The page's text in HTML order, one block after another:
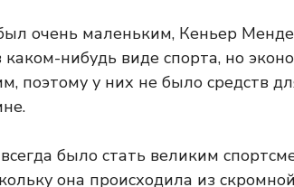
очень маленьким, Кеньер
нибудь виде спорта, но
поэтому у них не было средств
было стать великим
она происходила из